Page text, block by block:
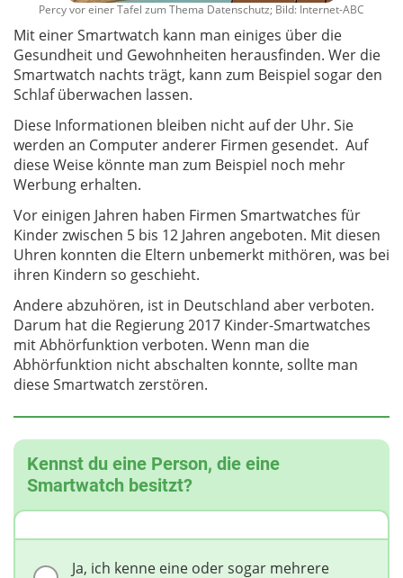
Percy vor einer Tafel zum Thema Datenschutz; Bild: Internet-ABC
Mit einer Smartwatch kann man einiges über die
Gesundheit und Gewohnheiten herausfinden. Wer die
Smartwatch nachts trägt, kann zum Beispiel sogar den
Schlaf überwachen lassen.
Diese Informationen bleiben nicht auf der Uhr. Sie
werden an Computer anderer Firmen gesendet. Auf
diese Weise könnte man zum Beispiel noch mehr
Werbung erhalten.
Vor einigen Jahren haben Firmen Smartwatches für
Kinder zwischen 5 bis 12 Jahren angeboten. Mit diesen
Uhren konnten die Eltern unbemerkt mithören, was bei
ihren Kindern so geschieht.
Andere abzuhören, ist in Deutschland aber verboten.
Darum hat die Regierung 2017 Kinder-Smartwatches
mit Abhörfunktion verboten. Wenn man die
Abhörfunktion nicht abschalten konnte, sollte man
diese Smartwatch zerstören.
Kennst du eine Person, die eine
Smartwatch besitzt?
Ja, ich kenne eine oder sogar mehrere